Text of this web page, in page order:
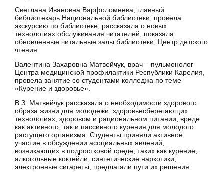
Светлана Ивановна Варфоломеева, главный
библиотекарь Национальной библиотеки, провела
экскурсию по библиотеке, рассказала о новых
технологиях обслуживания читателей, показала
обновленные читальные залы библиотеки, Центр детского
чтения.
Валентина Захаровна Матвейчук, врач – пульмонолог
Центра медицинской профилактики Республики Карелия,
провела занятие со студентами колледжа по теме
«Курение и здоровье».
В.З. Матвейчук рассказала о необходимости здорового
образа жизни для молодежи, здоровьесберегающих
технологиях, здоровом и рациональном питании, вреде
как активного, так и пассивного курения для молодого
растущего организма. Студенты приняли активное
участие в обсуждении асоциальных явлений,
возникающих в подростковой среде, таких как курение,
алкогольные коктейли, синтетические наркотики,
электронные сигареты, предлагали пути их решения.